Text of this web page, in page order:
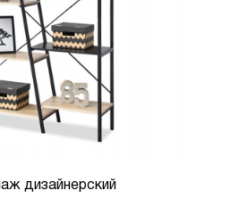
дизайнерский